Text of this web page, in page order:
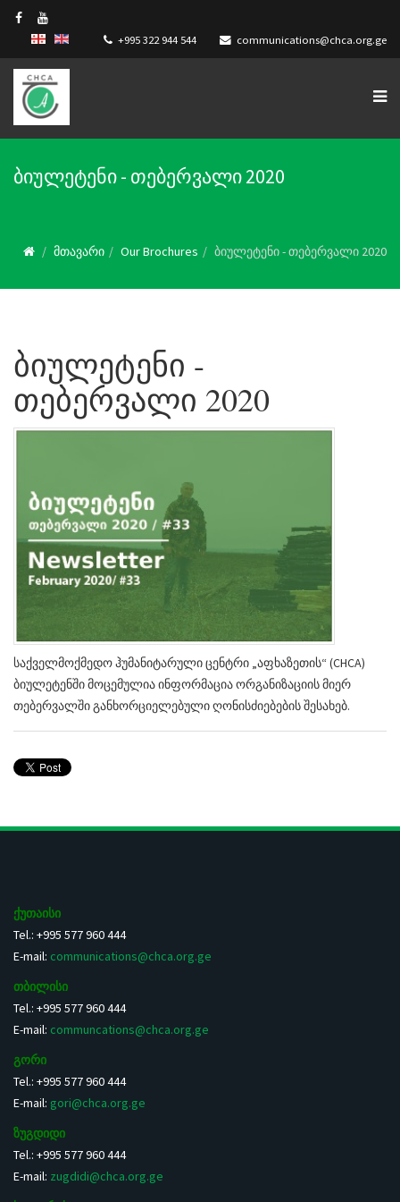
+995 322 944 544 communications@chca.org.ge
ბიულეტენი - თებერვალი 2020
მთავარი Our Brochures ბიულეტენი - თებერვალი 2020
ბიულეტენი -
თებერვალი 2020
საქველმოქმედო ჰუმანიტარული ცენტრი „აფხაზეთის“ (CHCA)
ბიულეტენში მოცემულია ინფორმაცია ორგანიზაციის მიერ
თებერვალში განხორციელებული ღონისძიებების შესახებ.
ქუთაისი
Tel.: +995 577 960 444
E-mail: communications@chca.org.ge
თბილისი
Tel.: +995 577 960 444
E-mail: communcations@chca.org.ge
გორი
Tel.: +995 577 960 444
E-mail: gori@chca.org.ge
ზუგდიდი
Tel.: +995 577 960 444
E-mail: zugdidi@chca.org.ge